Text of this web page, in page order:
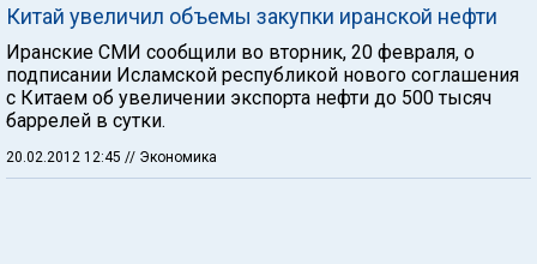
Китай увеличил объемы закупки иранской нефти
Иранские СМИ сообщили во вторник, 20 февраля, о
подписании Исламской республикой нового соглашения
с Китаем об увеличении экспорта нефти до 500 тысяч
баррелей в сутки.
20.02.2012 12:45 // Экономика